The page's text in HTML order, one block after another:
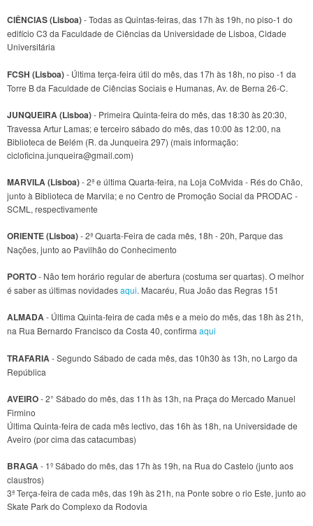
CIÊNCIAS (Lisboa)- Todas as Quintas-feiras, das 17h às 19h, no piso-1 do
edifício C3 da Faculdade de Ciências da Universidade de Lisboa, Cidade
Universitária
FCSH (Lisboa)- Última terça-feira útil do mês, das 17h às 18h, no piso -1 da
Torre B da Faculdade de Ciências Sociais e Humanas, Av. de Berna 26-C.
JUNQUEIRA (Lisboa)- Primeira Quinta-feira do mês, das 18:30 às 20:30,
Travessa Artur Lamas; e terceiro sábado do mês, das 10:00 às 12:00, na
Biblioteca de Belém (R. da Junqueira 297) (mais informação:
cicloficina.junqueira@gmail.com)
MARVILA (Lisboa)- 2ª e última Quarta-feira, na Loja CoMvida - Rés do Chão,
junto à Biblioteca de Marvila; e no Centro de Promoção Social da PRODAC -
SCML, respectivamente
ORIENTE (Lisboa)- 2ª Quarta-Feira de cada mês, 18h - 20h, Parque das
Nações, junto ao Pavilhão do Conhecimento
PORTO- Não tem horário regular de abertura (costuma ser quartas). O melhor
é saber as últimas novidadesaqui. Macaréu, Rua João das Regras 151
ALMADA- Última Quinta-feira de cada mês e a meio do mês, das 18h às 21h,
na Rua Bernardo Francisco da Costa 40, confirmaaqui
TRAFARIA- Segundo Sábado de cada mês, das 10h30 às 13h, no Largo da
República
AVEIRO- 2° Sábado do mês, das 11h às 13h, na Praça do Mercado Manuel
Firmino
Última Quinta-feira de cada mês lectivo, das 16h às 18h, na Universidade de
Aveiro (por cima das catacumbas)
BRAGA- 1º Sábado do mês, das 17h às 19h, na Rua do Castelo (junto aos
claustros)
3ª Terça-feira de cada mês, das 19h às 21h, na Ponte sobre o rio Este, junto ao
Skate Park do Complexo da Rodovia